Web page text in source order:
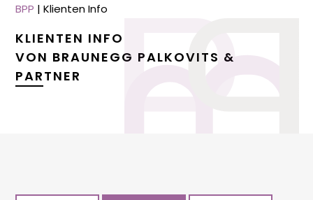
BPP |Klienten Info
KLIENTEN INFO
VON BRAUNEGG PALKOVITS &
PARTNER